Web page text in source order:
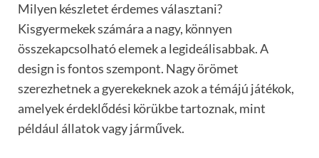
Milyen készletet érdemes választani?
Kisgyermekek számára a nagy, könnyen
összekapcsolható elemek a legideálisabbak. A
design is fontos szempont. Nagy örömet
szerezhetnek a gyerekeknek azok a témájú játékok,
amelyek érdeklődési körükbe tartoznak, mint
például állatok vagy járművek.